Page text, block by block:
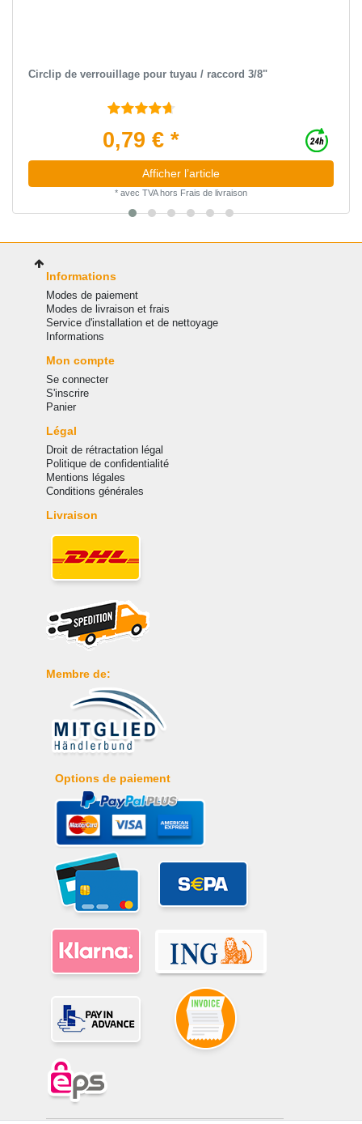
Circlip de verrouillage pour tuyau / raccord 3/8"
0,79 € *
Afficher l’article
* avec TVAhors Frais de livraison
Informations
Modes de paiement
Modes de livraison et frais
Service d'installation et de nettoyage
Informations
Mon compte
Se connecter
S'inscrire
Panier
Légal
Droit de rétractation légal
Politique de confidentialité
Mentions légales
Conditions générales
Livraison
Membre de:
Options de paiement